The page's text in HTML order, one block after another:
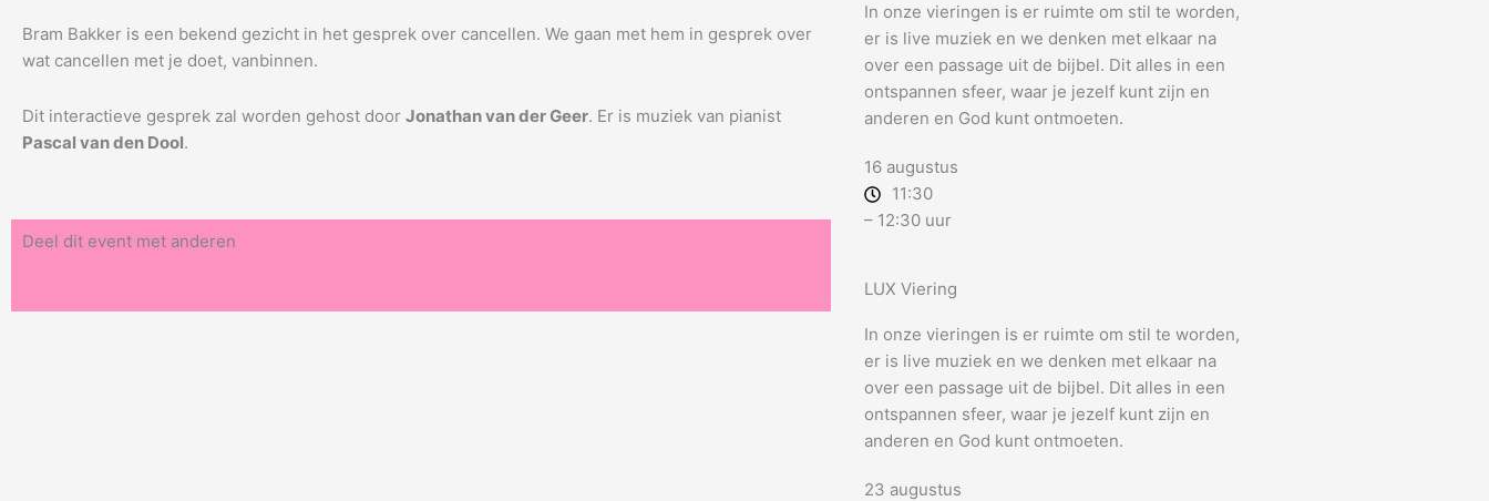
Bram Bakker is een bekend gezicht in het gesprek over cancellen. We gaan met hem in gesprek over
wat cancellen met je doet, vanbinnen.
Dit interactieve gesprek zal worden gehost door Jonathan van der Geer. Er is muziek van pianist
Pascal van den Dool.
Deel dit event met anderen
In onze vieringen is er ruimte om stil te worden,
er is live muziek en we denken met elkaar na
over een passage uit de bijbel. Dit alles in een
ontspannen sfeer, waar je jezelf kunt zijn en
anderen en God kunt ontmoeten.
16 augustus
11:30
– 12:30 uur
LUX Viering
In onze vieringen is er ruimte om stil te worden,
er is live muziek en we denken met elkaar na
over een passage uit de bijbel. Dit alles in een
ontspannen sfeer, waar je jezelf kunt zijn en
anderen en God kunt ontmoeten.
23 augustus